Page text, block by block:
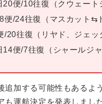
20便/10往復（クウェート
便/24往復（マスカット⇆
/20往復（リヤド、ジェッ
14便/7往復（シャールジ
追加する可能性もある
も運航決定を発表しま